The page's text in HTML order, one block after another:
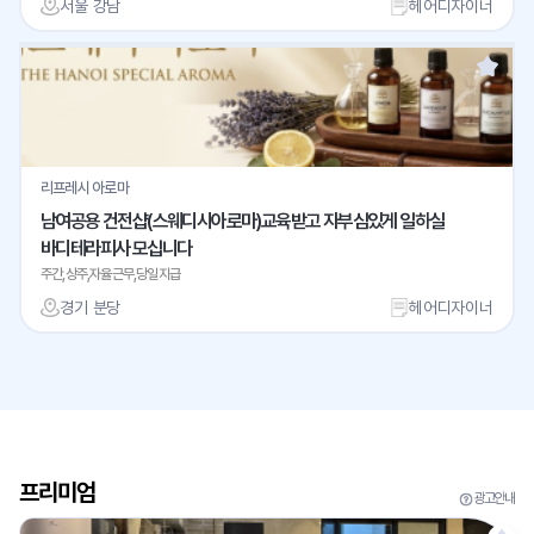
서울 강남 헤어디자이너
리프레시 아로마
남여공용 건전샵(스웨디시아로마)교육받고 자부심있게 일하실
바디테라피사 모십니다
주간,상주,자율근무,당일지급
경기 분당 헤어디자이너
프리미엄 광고안내